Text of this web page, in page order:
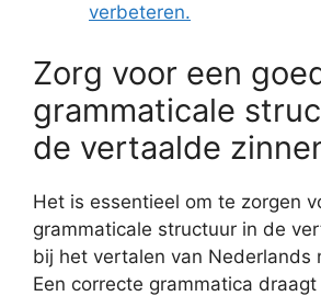
verbeteren.
Zorg voor een
grammaticale
de vertaalde
Het is essentieel om te zorgen
grammaticale structuur in de
bij het vertalen van Nederlands
Een correcte grammatica